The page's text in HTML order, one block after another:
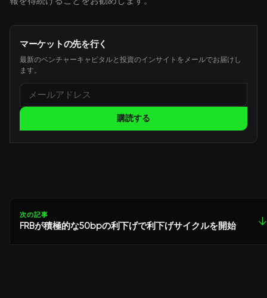
マーケットの先を行く
最新のベンチャーキャピタルと投資のインサイトをメールでお届けし
ます。
購読する
次の記事
FRBが積極的な50bpの利下げで利下げサイクルを開始 ↓